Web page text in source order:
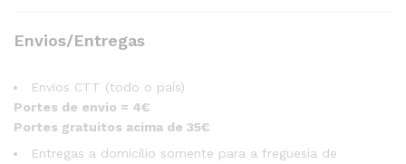
Envios/Entregas
Envios CTT (todo o país)
Portes de envio = 4€
Portes gratuitos acima de 35€
Entregas a domicílio somente para a freguesia de